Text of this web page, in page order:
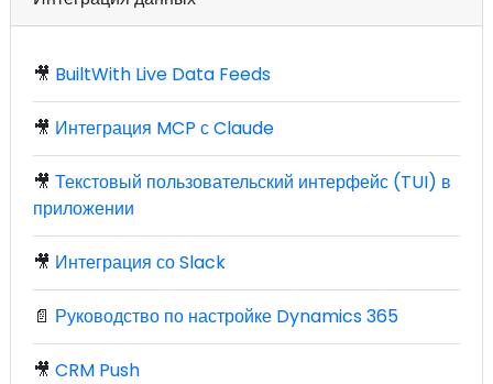
🎥 BuiltWith Live Data Feeds
🎥 Интеграция MCP с Claude
🎥 Текстовый пользовательский интерфейс (TUI) в
приложении
🎥 Интеграция со Slack
📄 Руководство по настройке Dynamics 365
🎥 CRM Push